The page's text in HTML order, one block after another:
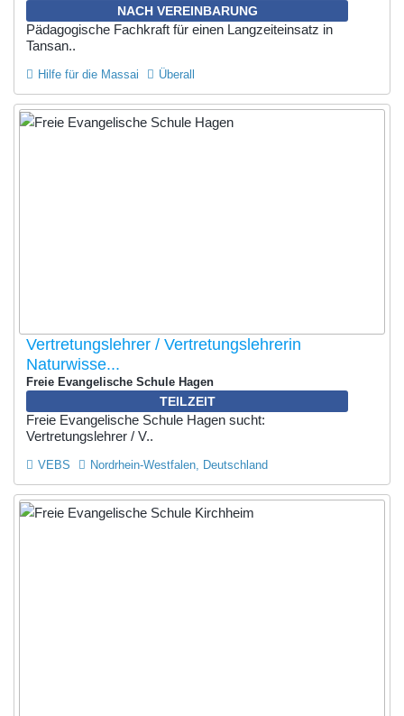
NACH VEREINBARUNG
Pädagogische Fachkraft für einen Langzeiteinsatz in
Tansan..
Hilfe für die Massai Überall
Vertretungslehrer / Vertretungslehrerin
Naturwisse...
Freie Evangelische Schule Hagen
TEILZEIT
Freie Evangelische Schule Hagen sucht:
Vertretungslehrer / V..
VEBS Nordrhein-Westfalen, Deutschland